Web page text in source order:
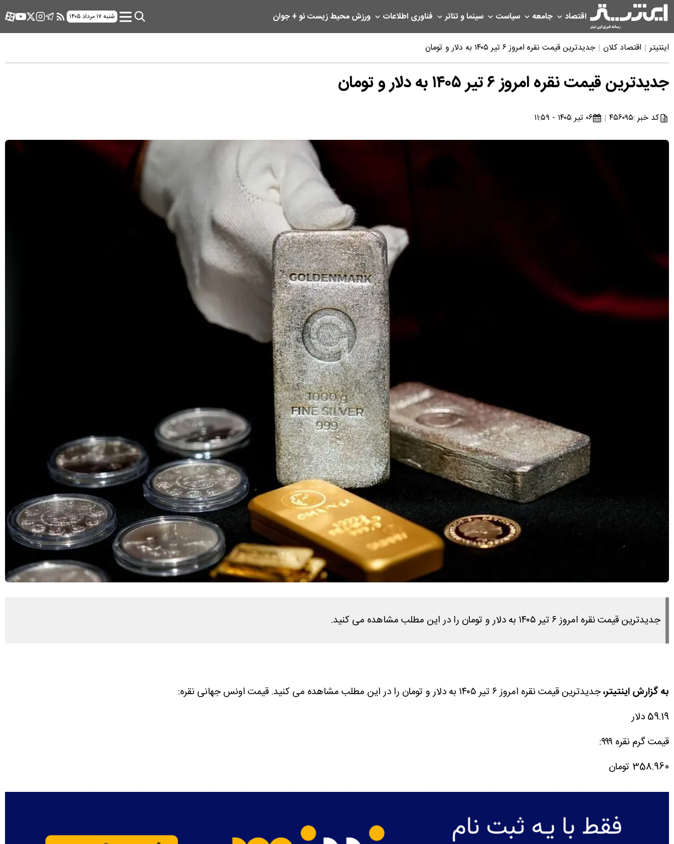
اقتصاد جامعه سیاست سینما و تئاتر فناوری اطلاعات ورزشمحیط زیستنو + جوان شنبه ۱۷ مرداد ۱۴۰۵
اینتیتر اقتصاد کلان جدیدترین قیمت نقره امروز ۶ تیر ۱۴۰۵ به دلار و تومان
جدیدترین قیمت نقره امروز ۶ تیر ۱۴۰۵ به دلار و تومان
کد خبر :۴۵۶۰۹۵ ۰۶ تیر ۱۴۰۵ - ۱۱:۵۹
جدیدترین قیمت نقره امروز ۶ تیر ۱۴۰۵ به دلار و تومان را در این مطلب مشاهده می کنید.
به گزارش اینتیتر،جدیدترین قیمت نقره امروز ۶ تیر ۱۴۰۵ به دلار و تومان را در این مطلب مشاهده می کنید.
قیمت اونس جهانی نقره:
59.19 دلار
قیمت گرم نقره ۹۹۹:
358.960 تومان